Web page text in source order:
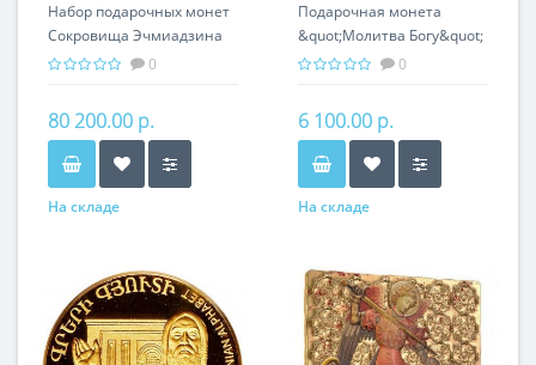
004
Набор подарочных монет
Сокровища Эчмиадзина
серебро 150.00 гр -
Армении
0
80 200.00 р.
На складе
Подарочная монета
&quot;Молитва Богу&quot;
серебро 25 гр0
6 100.00 р.
На складе